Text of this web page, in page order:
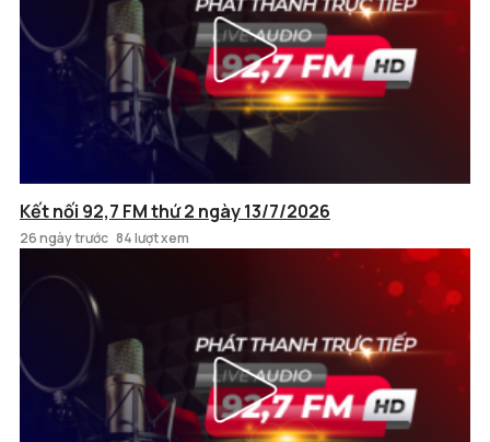
Kết nối 92,7 FM thứ 2 ngày 13/7/2026
26 ngày trước 84 lượt xem